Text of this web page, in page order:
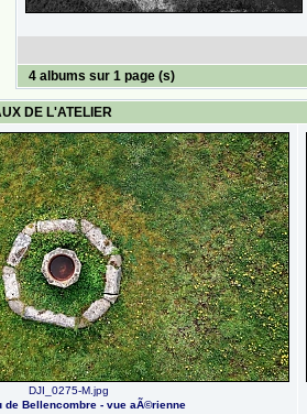
4 albums sur 1 page (s)
DE L'ATELIER
DJI_0275-M.jpg
de Bellencombre - vue aÃ©rienne